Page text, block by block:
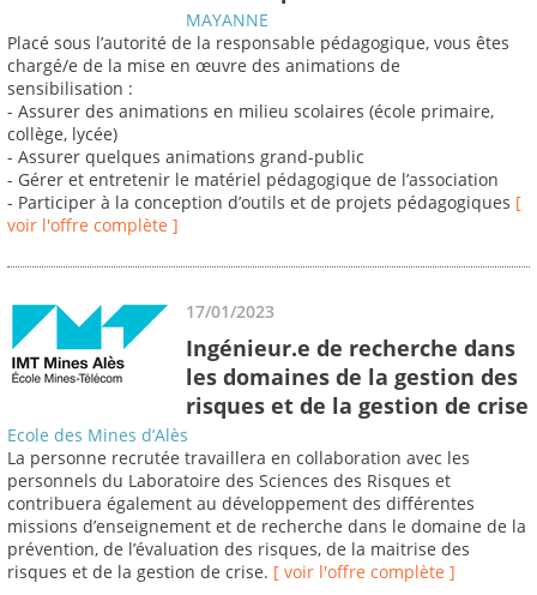
MAYANNE
Placé sous l’autorité de la responsable pédagogique, vous êtes
chargé/e de la mise en œuvre des animations de
sensibilisation :
- Assurer des animations en milieu scolaires (école primaire,
collège, lycée)
- Assurer quelques animations grand-public
- Gérer et entretenir le matériel pédagogique de l’association
- Participer à la conception d’outils et de projets pédagogiques [
voir l'offre complète ]
17/01/2023
Ingénieur.e de recherche dans
les domaines de la gestion des
risques et de la gestion de crise
Ecole des Mines d’Alès
La personne recrutée travaillera en collaboration avec les
personnels du Laboratoire des Sciences des Risques et
contribuera également au développement des différentes
missions d’enseignement et de recherche dans le domaine de la
prévention, de l’évaluation des risques, de la maitrise des
risques et de la gestion de crise. [ voir l'offre complète ]